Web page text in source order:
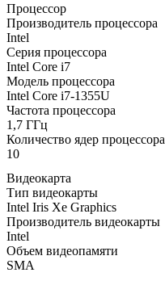
Процессор
Производитель процессора
Intel
Серия процессора
Intel Core i7
Модель процессора
Intel Core i7-1355U
Частота процессора
1,7 ГГц
Количество ядер процессора
10
Видеокарта
Тип видеокарты
Intel Iris Xe Graphics
Производитель видеокарты
Intel
Объем видеопамяти
SMA